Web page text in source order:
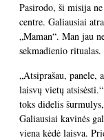
Pasirodo, ši misija
centre. Galiausiai
„Maman“. Man jau
sekmadienio ritualas.
„Atsiprašau,
laisvų vietų
toks didelis
Galiausiai kavinės
viena kėdė laisva.